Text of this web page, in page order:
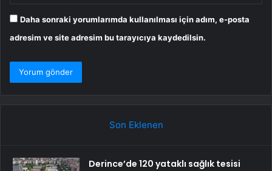
Daha sonraki yorumlarımda kullanılması için adım, e-posta
adresim ve site adresim bu tarayıcıya kaydedilsin.
Son Eklenen
Derince’de 120 yataklı sağlık tesisi